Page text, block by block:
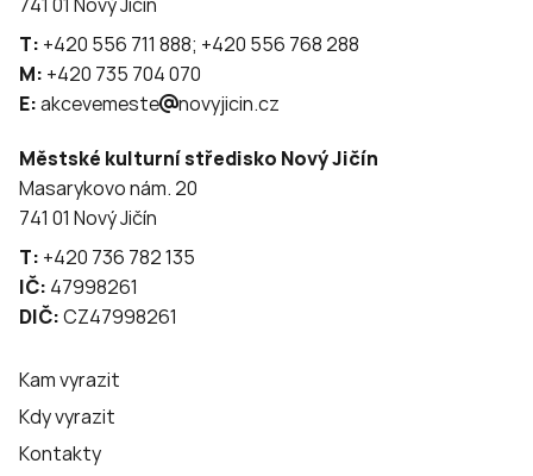
T: +420 556 711 888; +420 556 768 288
M: +420 735 704 070
E:akcevemeste novyjicin.cz
Městské kulturní středisko Nový Jičín
Masarykovo nám. 20
741 01 Nový Jičín
T: +420 736 782 135
IČ: 47998261
DIČ:CZ47998261
Kam vyrazit
Kdy vyrazit
Kontakty